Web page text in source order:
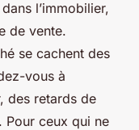
l’immobilier,
de vente.
se cachent des
vous à
des retards de
Pour ceux qui ne